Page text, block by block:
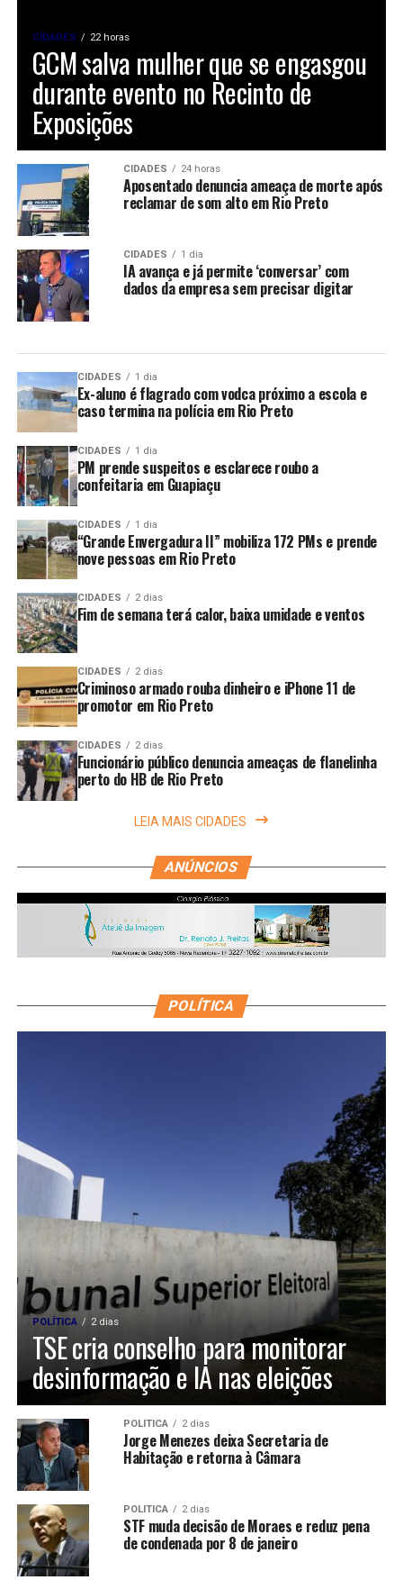
CIDADES 22 horas
GCM salva mulher que se engasgou
durante evento no Recinto de
Exposições
CIDADES 24 horas
Aposentado denuncia ameaça de morte após
reclamar de som alto em Rio Preto
CIDADES 1 dia
IA avança e já permite ‘conversar’ com
dados da empresa sem precisar digitar
CIDADES 1 dia
Ex-aluno é flagrado com vodca próximo a escola e
caso termina na polícia em Rio Preto
CIDADES 1 dia
PM prende suspeitos e esclarece roubo a
confeitaria em Guapiaçu
CIDADES 1 dia
“Grande Envergadura II” mobiliza 172 PMs e prende
nove pessoas em Rio Preto
CIDADES 2 dias
Fim de semana terá calor, baixa umidade e ventos
CIDADES 2 dias
Criminoso armado rouba dinheiro e iPhone 11 de
promotor em Rio Preto
CIDADES 2 dias
Funcionário público denuncia ameaças de flanelinha
perto do HB de Rio Preto
LEIA MAIS CIDADES
ANÚNCIOS
POLÍTICA
POLÍTICA 2 dias
TSE cria conselho para monitorar
desinformação e IA nas eleições
POLÍTICA 2 dias
Jorge Menezes deixa Secretaria de
Habitação e retorna à Câmara
POLÍTICA 2 dias
STF muda decisão de Moraes e reduz pena
de condenada por 8 de janeiro